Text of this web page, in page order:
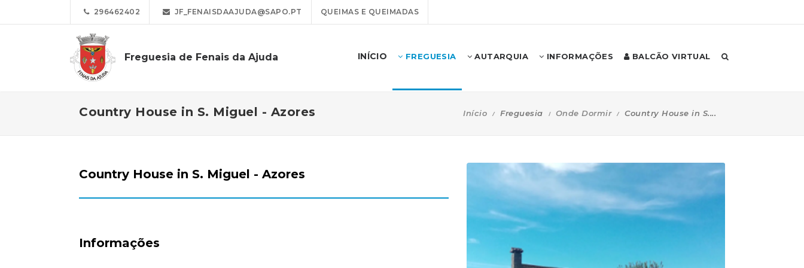
296462402 JF_FENAISDAAJUDA@SAPO.PT QUEIMAS E QUEIMADAS
Freguesia de Fenais da Ajuda INÍCIO FREGUESIA AUTARQUIA INFORMAÇÕES BALCÃO VIRTUAL
Country House in S. Miguel - Azores Início Freguesia Onde Dormir Country House in S....
Country House in S. Miguel - Azores
Informações